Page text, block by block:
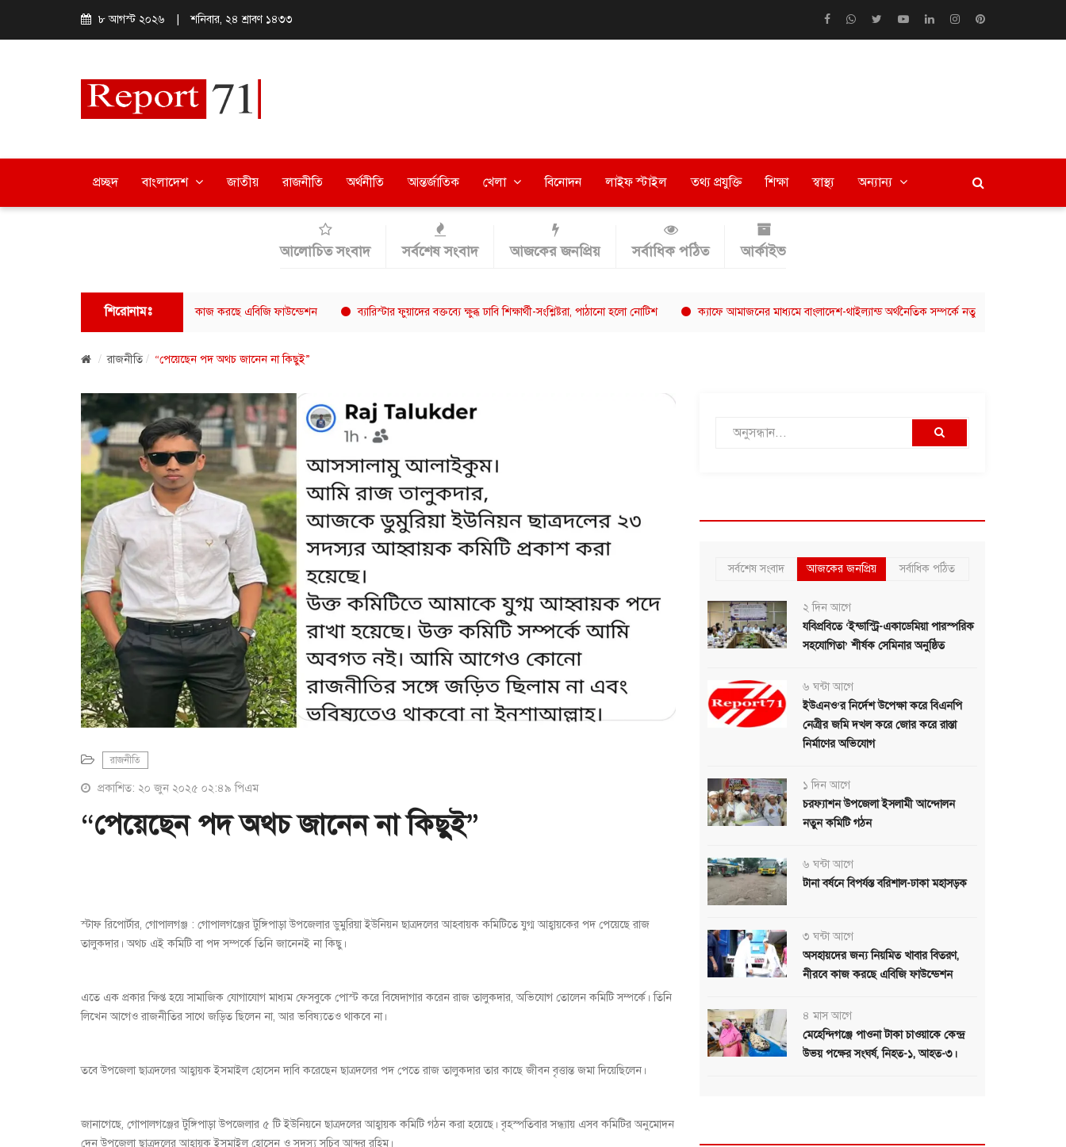
৮ আগস্ট ২০২৬ শনিবার, ২৪ শ্রাবণ ১৪৩৩
প্রচ্ছদ বাংলাদেশ জাতীয় রাজনীতি অর্থনীতি আন্তর্জাতিক খেলা বিনোদন লাইফ স্টাইল তথ্য প্রযুক্তি শিক্ষা স্বাস্থ্য অন্যান্য
আলোচিত সংবাদ সর্বশেষ সংবাদ আজকের জনপ্রিয় সর্বাধিক পঠিত আর্কাইভ
শিরোনামঃ
জন্য নিয়মিত খাবার বিতরণ, নীরবে কাজ করছে এবিজি ফাউন্ডেশন ব্যারিস্টার ফুয়াদের বক্তব্যে ক্ষুব্ধ ঢাবি শিক্ষার্থী-সংশ্লিষ্টরা, পাঠানো হলো নোটিশ ক্যাফে আমাজনের মাধ্যমে বাংলাদেশ-থাইল্যান্ড অর্থনৈতিক সম্পর্কে নতুন সংযোগ
রাজনীতি “পেয়েছেন পদ অথচ জানেন না কিছুই”
রাজনীতি
প্রকাশিত: ২০ জুন ২০২৫ ০২:৪৯ পিএম
“পেয়েছেন পদ অথচ জানেন না কিছুই”
স্টাফ রিপোর্টার, গোপালগঞ্জ : গোপালগঞ্জের টুঙ্গিপাড়া উপজেলার ডুমুরিয়া ইউনিয়ন ছাত্রদলের আহবায়ক কমিটিতে যুগ্ম আহ্বায়কের পদ পেয়েছে রাজ
তালুকদার। অথচ এই কমিটি বা পদ সম্পর্কে তিনি জানেনই না কিছু।
এতে এক প্রকার ক্ষিপ্ত হয়ে সামাজিক যোগাযোগ মাধ্যম ফেসবুকে পোস্ট করে বিষেদাগার করেন রাজ তালুকদার, অভিযোগ তোলেন কমিটি সম্পর্কে। তিনি
লিখেন আগেও রাজনীতির সাথে জড়িত ছিলেন না, আর ভবিষ্যতেও থাকবে না।
তবে উপজেলা ছাত্রদলের আহ্বায়ক ইসমাইল হোসেন দাবি করেছেন ছাত্রদলের পদ পেতে রাজ তালুকদার তার কাছে জীবন বৃত্তান্ত জমা দিয়েছিলেন।
জানাগেছে, গোপালগঞ্জের টুঙ্গিপাড়া উপজেলার ৫ টি ইউনিয়নে ছাত্রদলের আহ্বায়ক কমিটি গঠন করা হয়েছে। বৃহস্পতিবার সন্ধ্যায় এসব কমিটির অনুমোদন
দেন উপজেলা ছাত্রদলের আহ্বায়ক ইসমাইল হোসেন ও সদস্য সচিব আব্দু্র রহিম।
সর্বশেষ সংবাদ আজকের জনপ্রিয় সর্বাধিক পঠিত
২ দিন আগে
যবিপ্রবিতে ‘ইন্ডাস্ট্রি-একাডেমিয়া পারস্পরিক
সহযোগিতা’ শীর্ষক সেমিনার অনুষ্ঠিত
৬ ঘন্টা আগে
ইউএনও’র নির্দেশ উপেক্ষা করে বিএনপি
নেত্রীর জমি দখল করে জোর করে রাস্তা
নির্মাণের অভিযোগ
১ দিন আগে
চরফ্যাশন উপজেলা ইসলামী আন্দোলন
নতুন কমিটি গঠন
৬ ঘন্টা আগে
টানা বর্ষনে বিপর্যস্ত বরিশাল-ঢাকা মহাসড়ক
৩ ঘন্টা আগে
অসহায়দের জন্য নিয়মিত খাবার বিতরণ,
নীরবে কাজ করছে এবিজি ফাউন্ডেশন
৪ মাস আগে
মেহেন্দিগঞ্জে পাওনা টাকা চাওয়াকে কেন্দ্র
উভয় পক্ষের সংঘর্ষ, নিহত-১, আহত-৩।